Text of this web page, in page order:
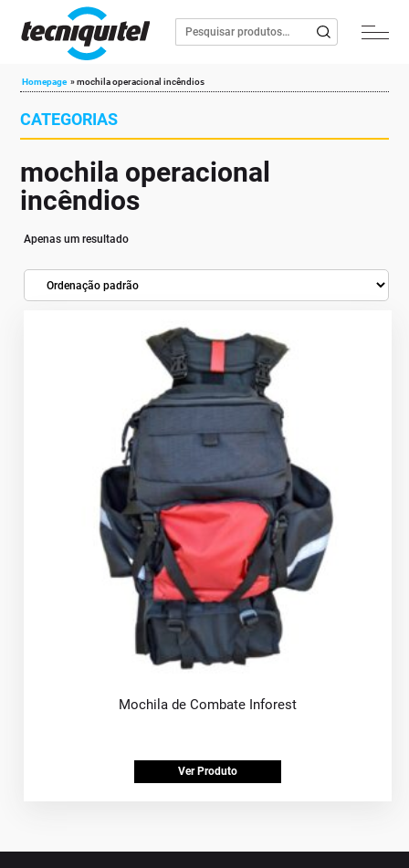
Homepage »mochila operacional incêndios
CATEGORIAS
mochila operacional
incêndios
Apenas um resultado
Mochila de Combate Inforest
Ver Produto